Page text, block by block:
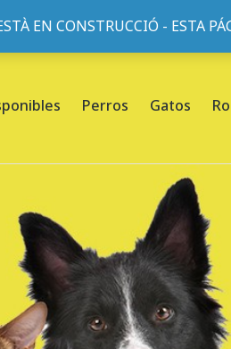
EN CONSTRUCCIÓ - ESTA
- C/ de Roger de Flor, 45,
Perros Gatos